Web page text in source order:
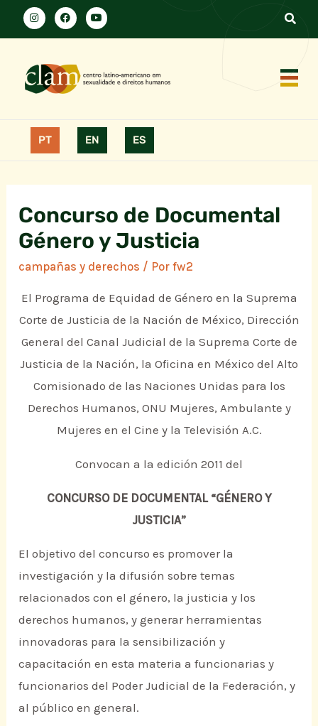
PT EN ES
Concurso de Documental
Género y Justicia
campañas y derechos / Porfw2
El Programa de Equidad de Género en la Suprema
Corte de Justicia de la Nación de México, Dirección
General del Canal Judicial de la Suprema Corte de
Justicia de la Nación, la Oficina en México del Alto
Comisionado de las Naciones Unidas para los
Derechos Humanos, ONU Mujeres, Ambulante y
Mujeres en el Cine y la Televisión A.C.
Convocan a la edición 2011 del
CONCURSO DE DOCUMENTAL “GÉNERO Y
JUSTICIA”
El objetivo del concurso es promover la
investigación y la difusión sobre temas
relacionados con el género, la justicia y los
derechos humanos, y generar herramientas
innovadoras para la sensibilización y
capacitación en esta materia a funcionarias y
funcionarios del Poder Judicial de la Federación, y
al público en general.